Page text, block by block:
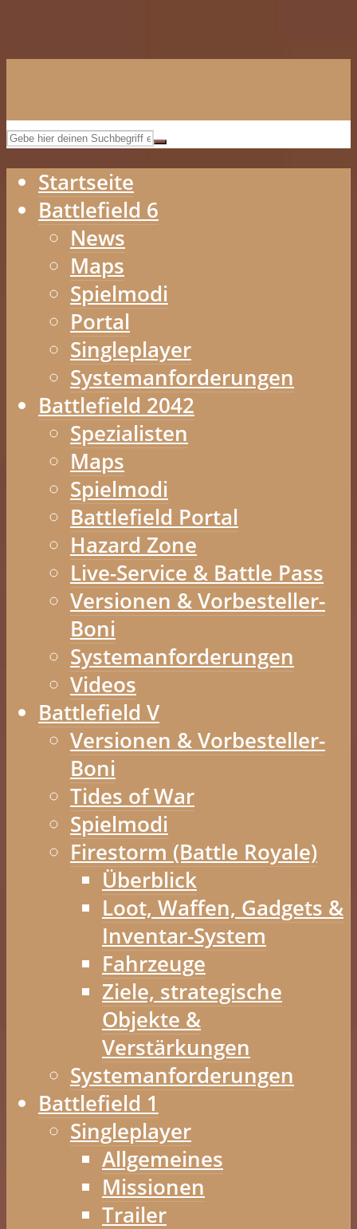
Startseite
Battlefield 6
News
Maps
Spielmodi
Portal
Singleplayer
Systemanforderungen
Battlefield 2042
Spezialisten
Maps
Spielmodi
Battlefield Portal
Hazard Zone
Live-Service & Battle Pass
Versionen & Vorbesteller-
Boni
Systemanforderungen
Videos
Battlefield V
Versionen & Vorbesteller-
Boni
Tides of War
Spielmodi
Firestorm (Battle Royale)
Überblick
Loot, Waffen, Gadgets &
Inventar-System
Fahrzeuge
Ziele, strategische
Objekte &
Verstärkungen
Systemanforderungen
Battlefield 1
Singleplayer
Allgemeines
Missionen
Trailer